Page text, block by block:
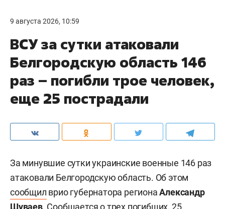
9 августа 2026, 10:59
ВСУ за сутки атаковали
Белгородскую область 146
раз – погибли трое человек,
еще 25 пострадали
За минувшие сутки украинские военные 146 раз
атаковали Белгородскую область. Об этом
сообщил врио губернатора регионаАлександр